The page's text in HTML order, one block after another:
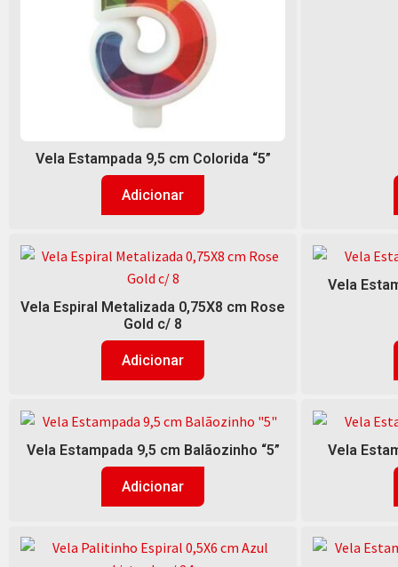
Vela Estampada 9,5 cm Colorida “5”
Adicionar
Vela Espiral Metalizada 0,75X8 cm Rose
Gold c/ 8
Adicionar
Vela
Vela Estampada 9,5 cm Balãozinho “5”
Adicionar
Vela